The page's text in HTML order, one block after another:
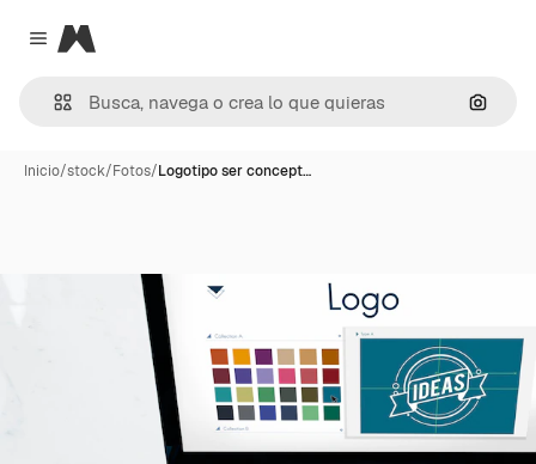
Close menu
Magnific
Inicio/stock/Fotos/Logotipo ser concept…